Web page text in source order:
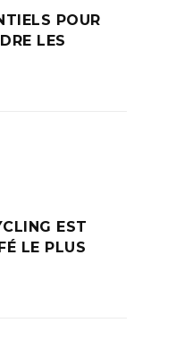
POUR
LES
EST
LE PLUS